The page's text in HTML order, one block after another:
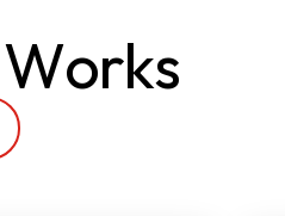
Works